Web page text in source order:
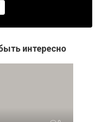
интересно